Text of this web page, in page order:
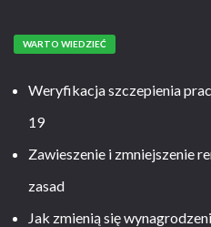
WARTO WIEDZIEĆ
Weryfikacja szczepienia
19
Zawieszenie i zmniejszenie
zasad
Jak zmienią się